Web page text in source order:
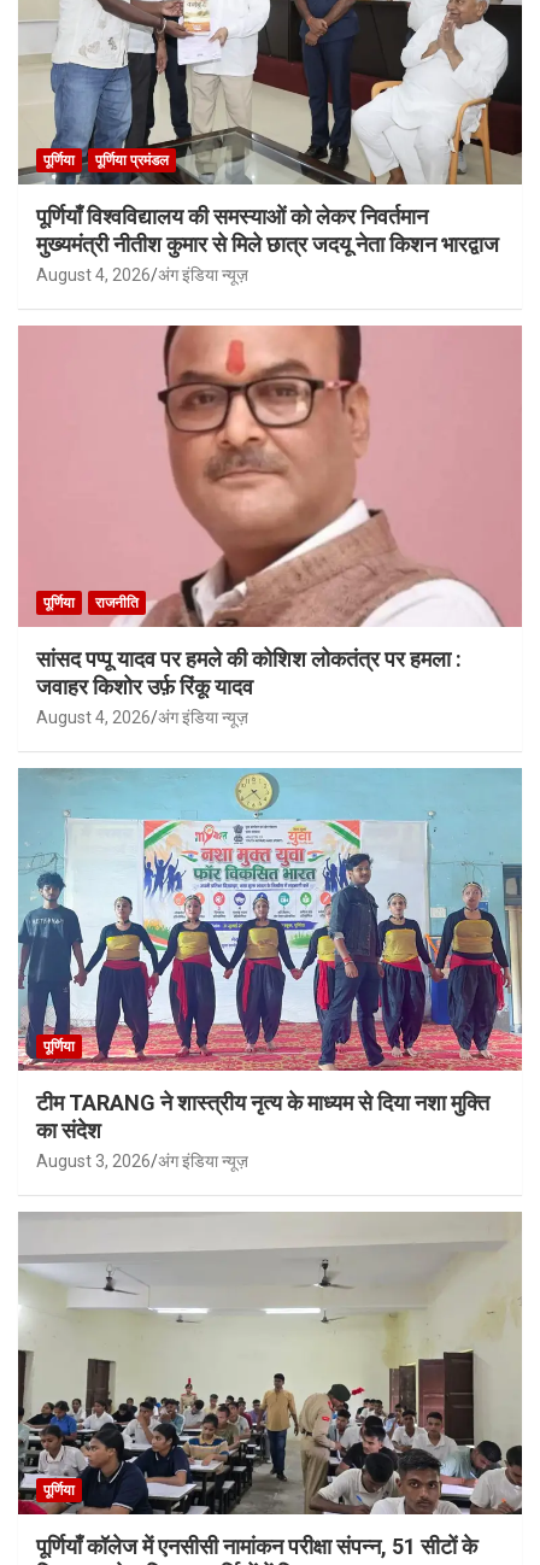
पूर्णिया पूर्णिया प्रमंडल
पूर्णियाँ विश्वविद्यालय की समस्याओं को लेकर निवर्तमान
मुख्यमंत्री नीतीश कुमार से मिले छात्र जदयू नेता किशन भारद्वाज
August 4, 2026 अंग इंडिया न्यूज़
पूर्णिया राजनीति
सांसद पप्पू यादव पर हमले की कोशिश लोकतंत्र पर हमला :
जवाहर किशोर उर्फ़ रिंकू यादव
August 4, 2026 अंग इंडिया न्यूज़
पूर्णिया
टीम TARANG ने शास्त्रीय नृत्य के माध्यम से दिया नशा मुक्ति
का संदेश
August 3, 2026 अंग इंडिया न्यूज़
पूर्णिया
पूर्णियाँ कॉलेज में एनसीसी नामांकन परीक्षा संपन्न, 51 सीटों के